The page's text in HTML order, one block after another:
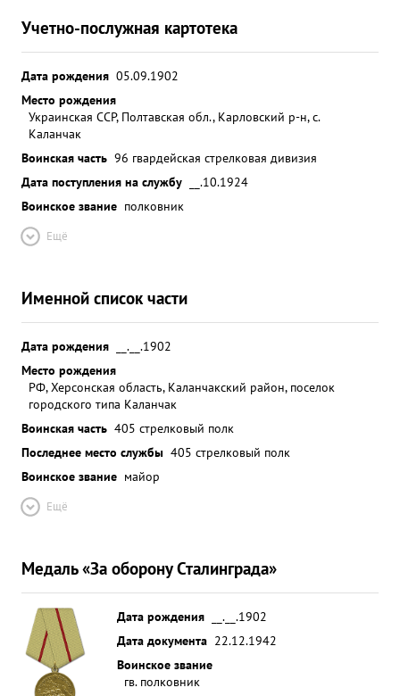
Учетно-послужная картотека
Дата рождения 05.09.1902
Место рождения
Украинская ССР, Полтавская обл., Карловский р-н, с.
Каланчак
Воинская часть 96 гвардейская стрелковая дивизия
Дата поступления на службу
__.10.1924
Воинское звание полковник
Ещё
Именной список части
Дата рождения
__.__.1902
Место рождения
РФ, Херсонская область, Каланчакский район, поселок
городского типа Каланчак
Воинская часть 405 стрелковый полк
Последнее место службы 405 стрелковый полк
Воинское звание майор
Ещё
Медаль «За оборону Сталинграда»
Дата рождения
__.__.1902
Дата документа 22.12.1942
Воинское звание
гв. полковник